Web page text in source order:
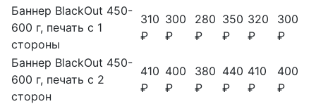
Баннер BlackOut 450-
600 г, печать с 1
стороны
310
₽
300
₽
280
₽
350
₽
320
₽
300
₽
Баннер BlackOut 450-
600 г, печать с 2
сторон
410
₽
400
₽
380
₽
440
₽
410
₽
400
₽